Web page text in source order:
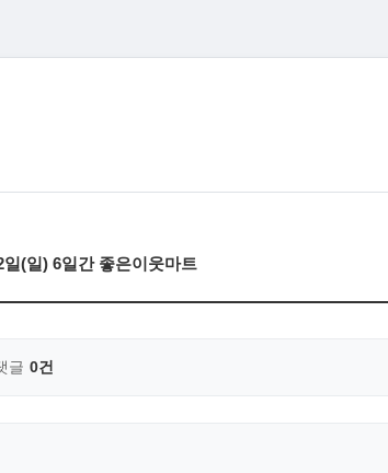
(일) 6일간 좋은이웃마트
글 0건